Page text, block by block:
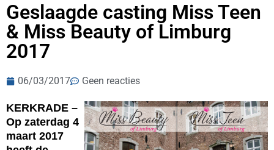
Geslaagde casting Miss Teen
& Miss Beauty of Limburg
2017
06/03/2017 Geen reacties
KERKRADE –
Op zaterdag 4
maart 2017